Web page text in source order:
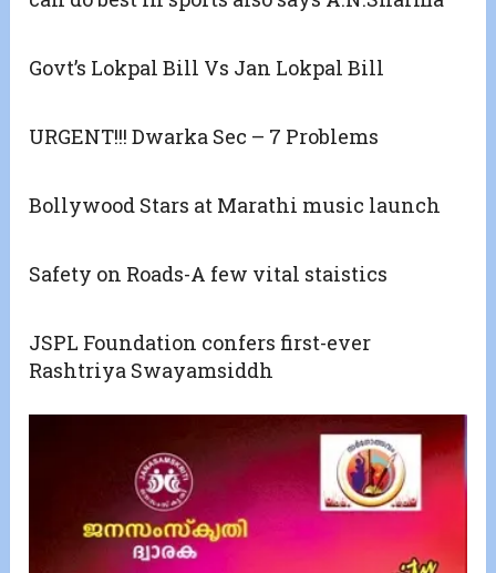
Govt’s Lokpal Bill Vs Jan Lokpal Bill
URGENT!!! Dwarka Sec – 7 Problems
Bollywood Stars at Marathi music launch
Safety on Roads-A few vital staistics
JSPL Foundation confers first-ever
Rashtriya Swayamsiddh